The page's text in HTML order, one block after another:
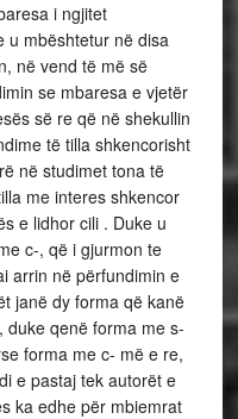
i ngjitet
u mbështetur në disa
në vend të më së
se mbaresa e vjetër
së re që në shekullin
të tilla shkencorisht
në studimet tona të
me interes shkencor
e lidhor cili . Duke u
c-, që i gjurmon te
arrin në përfundimin e
janë dy forma që kanë
duke qenë forma me s-
forma me c- më e re,
e pastaj tek autorët e
ka edhe për mbiemrat